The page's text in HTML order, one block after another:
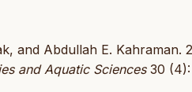
and Abdullah E. Kahraman.
and Aquatic Sciences30 (4):